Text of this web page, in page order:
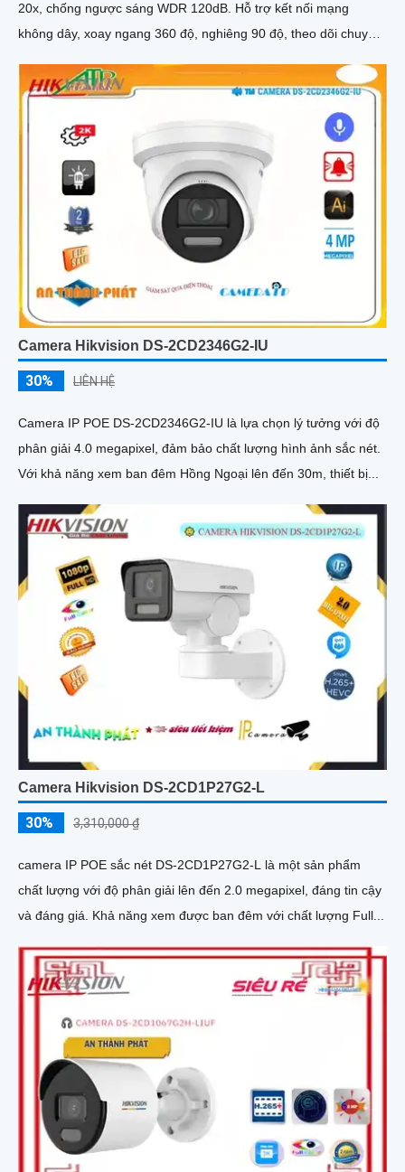
20x, chống ngược sáng WDR 120dB. Hỗ trợ kết nối mạng
không dây, xoay ngang 360 độ, nghiêng 90 độ, theo dõi chuyển
Camera Hikvision DS-2CD2346G2-IU
30% LIÊN HỆ
Camera IP POE DS-2CD2346G2-IU là lựa chọn lý tưởng với độ
phân giải 4.0 megapixel, đảm bảo chất lượng hình ảnh sắc nét.
Với khả năng xem ban đêm Hồng Ngoại lên đến 30m, thiết bị...
Camera Hikvision DS-2CD1P27G2-L
30% 3,310,000 ₫
camera IP POE sắc nét DS-2CD1P27G2-L là một sản phẩm
chất lượng với độ phân giải lên đến 2.0 megapixel, đáng tin cậy
và đáng giá. Khả năng xem được ban đêm với chất lượng Full...